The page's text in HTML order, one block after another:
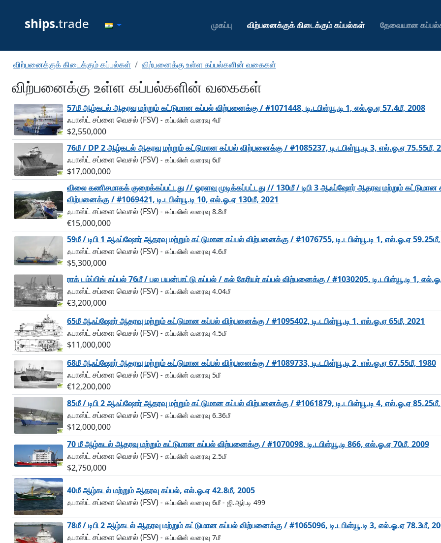
ships.trade முகப்பு விற்பனைக்குக் கிடைக்கும் கப்பல்கள் தேவையான
விற்பனைக்குக் கிடைக்கும் கப்பல்கள் விற்பனைக்கு உள்ள கப்பல்களின் வகைகள்
விற்பனைக்கு உள்ள கப்பல்களின் வகைகள்
57மீ ஆழ்கடல் ஆதரவு மற்றும் கட்டுமான கப்பல் விற்பனைக்கு / #1071448, டி.டபிள்யூ.டி 1, எல்.ஓ.ஏ 57.4மீ, 2008
ஃபாஸ்ட் சப்ளை வெசல் (FSV) - கப்பலின் வரைவு 4மீ
$2,550,000
76மீ / DP 2 ஆழ்கடல் ஆதரவு மற்றும் கட்டுமான கப்பல் விற்பனைக்கு / #1085237, டி.டபிள்யூ.டி 3, எல்.ஓ.ஏ 75.55மீ,
ஃபாஸ்ட் சப்ளை வெசல் (FSV) - கப்பலின் வரைவு 6மீ
$17,000,000
விலை கணிசமாகக் குறைக்கப்பட்டது // ஓரளவு முடிக்கப்பட்டது // 130மீ / டிபி 3 ஆஃப்ஷோர் ஆதரவு மற்றும் கட்டுமான
விற்பனைக்கு / #1069421, டி.டபிள்யூ.டி 10, எல்.ஓ.ஏ 130மீ, 2021
ஃபாஸ்ட் சப்ளை வெசல் (FSV) - கப்பலின் வரைவு 8.8மீ
€15,000,000
59மீ / டிபி 1 ஆஃப்ஷோர் ஆதரவு மற்றும் கட்டுமான கப்பல் விற்பனைக்கு / #1076755, டி.டபிள்யூ.டி 1, எல்.ஓ.ஏ
ஃபாஸ்ட் சப்ளை வெசல் (FSV) - கப்பலின் வரைவு 4.6மீ
$5,300,000
ராக் டம்ப்பிங் கப்பல் 76மீ / பல பயன்பாட்டு கப்பல் / கல் கேரியர் கப்பல் விற்பனைக்கு / #1030205, டி.டபிள்யூ.டி 1,
ஃபாஸ்ட் சப்ளை வெசல் (FSV) - கப்பலின் வரைவு 4.04மீ
€3,200,000
65மீ ஆஃப்ஷோர் ஆதரவு மற்றும் கட்டுமான கப்பல் விற்பனைக்கு / #1095402, டி.டபிள்யூ.டி 1, எல்.ஓ.ஏ 65மீ, 2021
ஃபாஸ்ட் சப்ளை வெசல் (FSV) - கப்பலின் வரைவு 4.5மீ
$11,000,000
68மீ ஆஃப்ஷோர் ஆதரவு மற்றும் கட்டுமான கப்பல் விற்பனைக்கு / #1089733, டி.டபிள்யூ.டி 2, எல்.ஓ.ஏ 67.55மீ, 1980
ஃபாஸ்ட் சப்ளை வெசல் (FSV) - கப்பலின் வரைவு 5மீ
€12,200,000
85மீ / டிபி 2 ஆஃப்ஷோர் ஆதரவு மற்றும் கட்டுமான கப்பல் விற்பனைக்கு / #1061879, டி.டபிள்யூ.டி 4, எல்.ஓ.ஏ
ஃபாஸ்ட் சப்ளை வெசல் (FSV) - கப்பலின் வரைவு 6.36மீ
$12,000,000
70 மீ ஆழ்கடல் ஆதரவு மற்றும் கட்டுமான கப்பல் விற்பனைக்கு / #1070098, டி.டபிள்யூ.டி 866, எல்.ஓ.ஏ 70மீ, 2009
ஃபாஸ்ட் சப்ளை வெசல் (FSV) - கப்பலின் வரைவு 2.5மீ
$2,750,000
40மீ ஆழ்கடல் மற்றும் ஆதரவு கப்பல், எல்.ஓ.ஏ 42.8மீ, 2005
ஃபாஸ்ட் சப்ளை வெசல் (FSV) - கப்பலின் வரைவு 6மீ - ஜி.ஆர்.டி 499
78மீ / டிபி 2 ஆழ்கடல் ஆதரவு மற்றும் கட்டுமான கப்பல் விற்பனைக்கு / #1065096, டி.டபிள்யூ.டி 3, எல்.ஓ.ஏ 78.3மீ,
ஃபாஸ்ட் சப்ளை வெசல் (FSV) - கப்பலின் வரைவு 7மீ